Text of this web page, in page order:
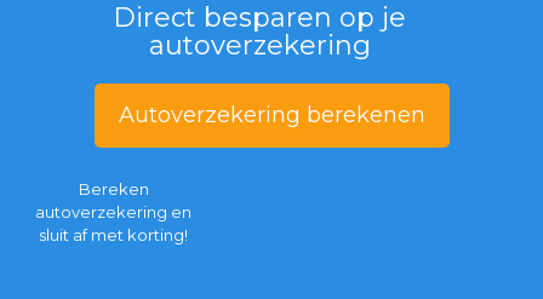
Direct besparen op je
autoverzekering
Autoverzekering berekenen
Bereken
autoverzekering en
sluit af met korting!